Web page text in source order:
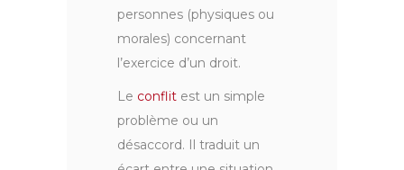
personnes (physiques ou
morales) concernant
l’exercice d’un droit.
Le conflit est un simple
problème ou un
désaccord. Il traduit un